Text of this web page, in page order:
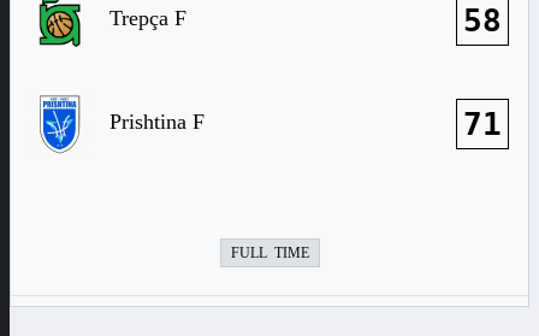
Trepça F 58
Prishtina F 71
FULL TIME